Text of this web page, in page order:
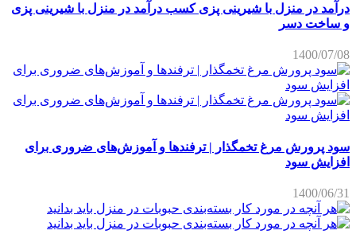
درآمد در منزل با شیرینی پزی کسب درآمد در منزل با شیرینی پزی
و ساخت دسر
1400/07/08
سود پرورش مرغ تخمگذار | ترفندها و آموزش‌های ضروری برای
افزایش سود
1400/06/31